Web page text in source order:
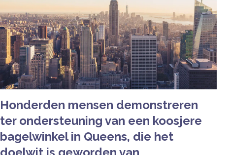
Honderden mensen demonstreren
ter ondersteuning van een koosjere
bagelwinkel in Queens, die het